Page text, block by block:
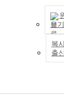
보기
복
출